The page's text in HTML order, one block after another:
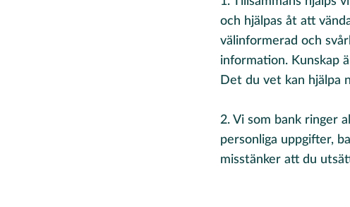
och hjälpas åt att
välinformerad och
information. Kunskap
Det du vet kan hjälpa
2. Vi som bank ringer
personliga uppgifter,
misstänker att du